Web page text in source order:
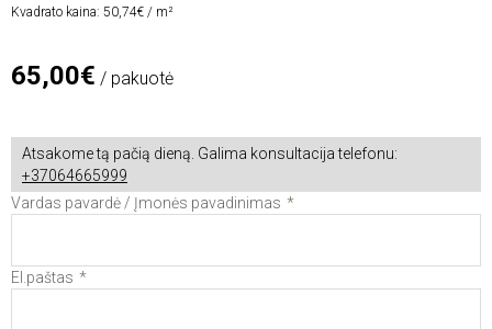
Kvadrato kaina: 50,74€ / m²
65,00€ / pakuotė
Atsakome tą pačią dieną. Galima konsultacija telefonu:
+37064665999
Vardas pavardė / Įmonės pavadinimas
El.paštas